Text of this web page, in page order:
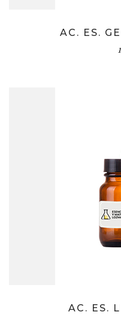
AC. ES.
AC. ES.